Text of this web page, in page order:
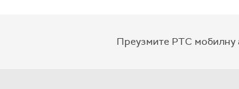
Преузмите РТС мобилну